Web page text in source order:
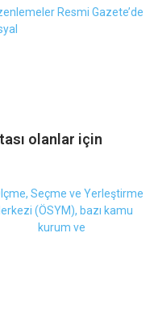
olanlar için